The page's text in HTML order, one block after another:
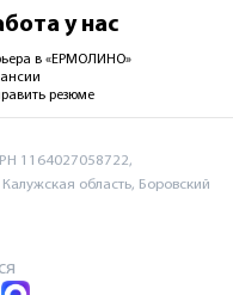
у нас
в «ЕРМОЛИНО»
резюме
1164027058722,
область, Боровский